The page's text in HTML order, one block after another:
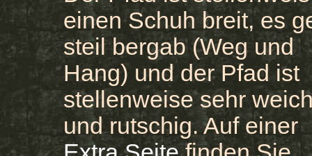
einen Schuh breit, es
steil bergab (Weg und
Hang) und der Pfad ist
stellenweise sehr
und rutschig. Auf einer